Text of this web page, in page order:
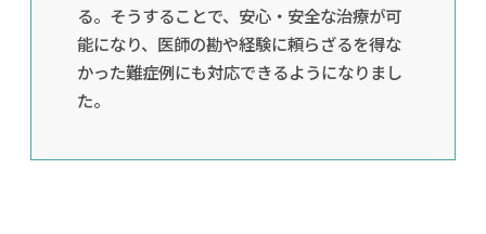
る。そうすることで、安心・安全な治療が可
能になり、医師の勘や経験に頼らざるを得な
かった難症例にも対応できるようになりまし
た。